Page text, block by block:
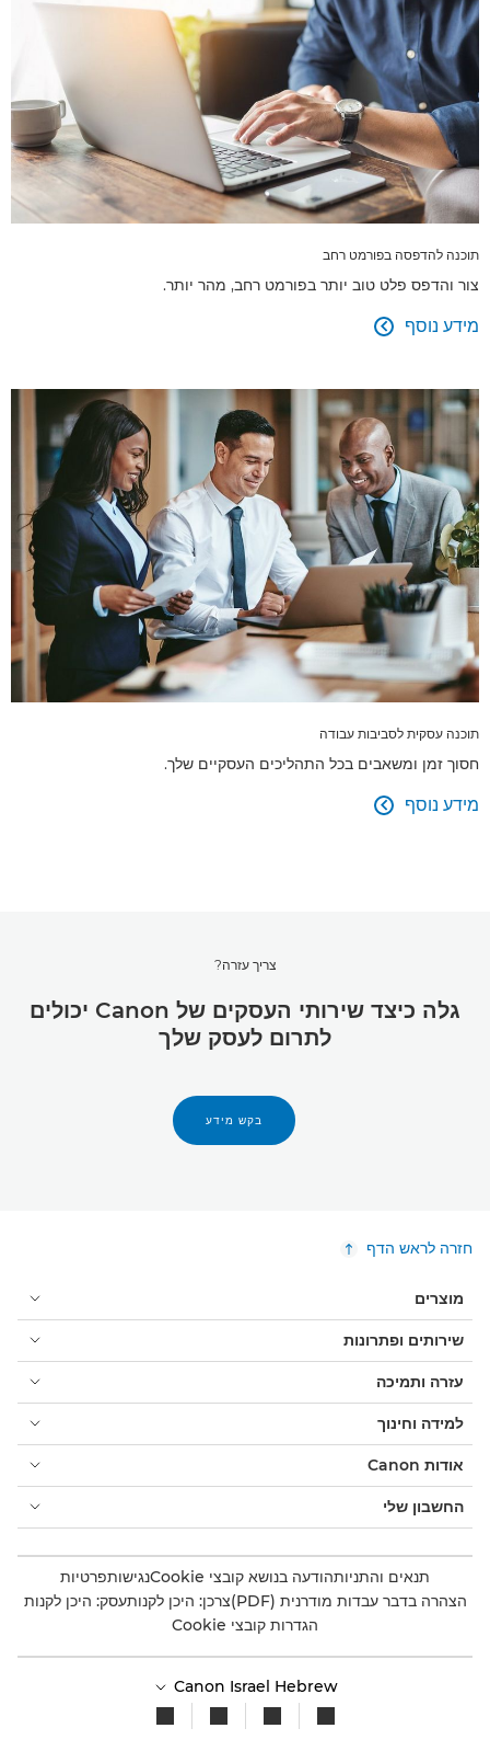
תוכנה להדפסה בפורמט רחב
צור והדפס פלט טוב יותר בפורמט רחב, מהר יותר.
מידע נוסף 
תוכנה עסקית לסביבות עבודה
חסוך זמן ומשאבים בכל התהליכים העסקיים שלך.
מידע נוסף 
צריך עזרה?
גלה כיצד שירותי העסקים של Canon יכולים
לתרום לעסק שלך
בקש מידע
חזרה לראש הדף
מוצרים
שירותים ופתרונות
עזרה ותמיכה
למידה וחינוך
אודות Canon
החשבון שלי
תנאים והתניותהודעה בנושא קובצי Cookie נגישותפרטיות
הצהרה בדבר עבדות מודרנית (PDF)
צרכן: היכן לקנותעסק: היכן לקנות
הגדרות קובצי Cookie
Canon Israel Hebrew